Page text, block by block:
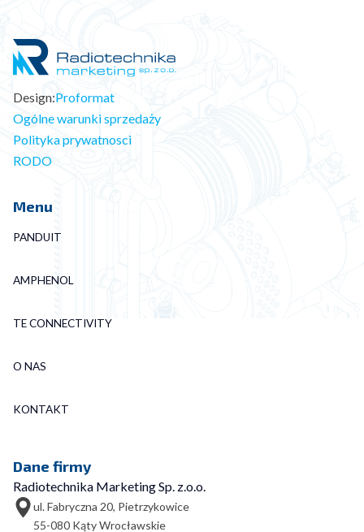
Design:Proformat
Ogólne warunki sprzedaży
Polityka prywatnosci
RODO
Menu
PANDUIT
AMPHENOL
TE CONNECTIVITY
O NAS
KONTAKT
Dane firmy
Radiotechnika Marketing Sp. z.o.o.
ul. Fabryczna 20, Pietrzykowice
55-080 Kąty Wrocławskie